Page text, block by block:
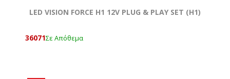
LED VISION FORCE H1 12V PLUG & PLAY SET (Η1)
36071Σε Απόθεμα